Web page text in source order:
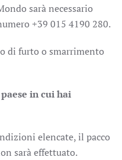
sarà necessario
+39 015 4190 280.
di furto o smarrimento
paese in cui hai
elencate, il pacco
sarà effettuato.